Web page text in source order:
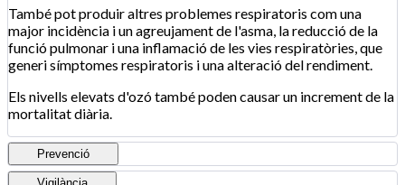
També pot produir altres problemes respiratoris com una
major incidència i un agreujament de l'asma, la reducció de la
funció pulmonar i una inflamació de les vies respiratòries, que
generi símptomes respiratoris i una alteració del rendiment.
Els nivells elevats d'ozó també poden causar un increment de la
mortalitat diària.
Prevenció